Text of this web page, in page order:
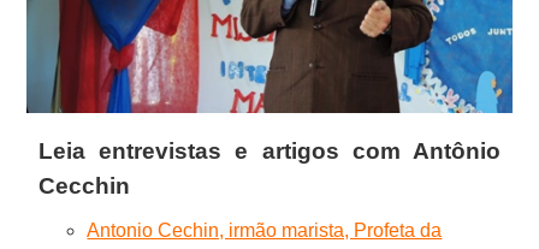
Leia entrevistas e artigos com Antônio
Cecchin
Antonio Cechin, irmão marista, Profeta da